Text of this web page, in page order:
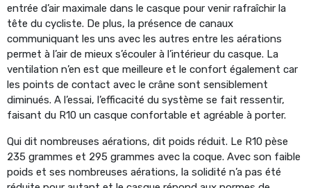
entrée d’air maximale dans le casque pour venir rafraîchir la
tête du cycliste. De plus, la présence de canaux
communiquant les uns avec les autres entre les aérations
permet à l’air de mieux s’écouler à l’intérieur du casque. La
ventilation n’en est que meilleure et le confort également car
les points de contact avec le crâne sont sensiblement
diminués. A l’essai, l’efficacité du système se fait ressentir,
faisant du R10 un casque confortable et agréable à porter.
Qui dit nombreuses aérations, dit poids réduit. Le R10 pèse
235 grammes et 295 grammes avec la coque. Avec son faible
poids et ses nombreuses aérations, la solidité n’a pas été